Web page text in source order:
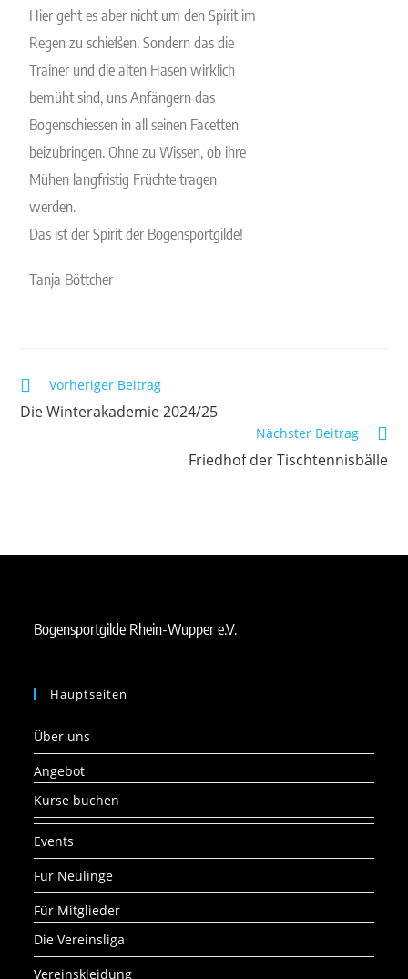
Hier geht es aber nicht um den Spirit im
Regen zu schießen. Sondern das die
Trainer und die alten Hasen wirklich
bemüht sind, uns Anfängern das
Bogenschiessen in all seinen Facetten
beizubringen. Ohne zu Wissen, ob ihre
Mühen langfristig Früchte tragen
werden.
Das ist der Spirit der Bogensportgilde!
Tanja Böttcher
Vorheriger Beitrag
Die Winterakademie 2024/25
Nächster Beitrag
Friedhof der Tischtennisbälle
Bogensportgilde Rhein-Wupper e.V.
Hauptseiten
Über uns
Angebot
Kurse buchen
Events
Für Neulinge
Für Mitglieder
Die Vereinsliga
Vereinskleidung